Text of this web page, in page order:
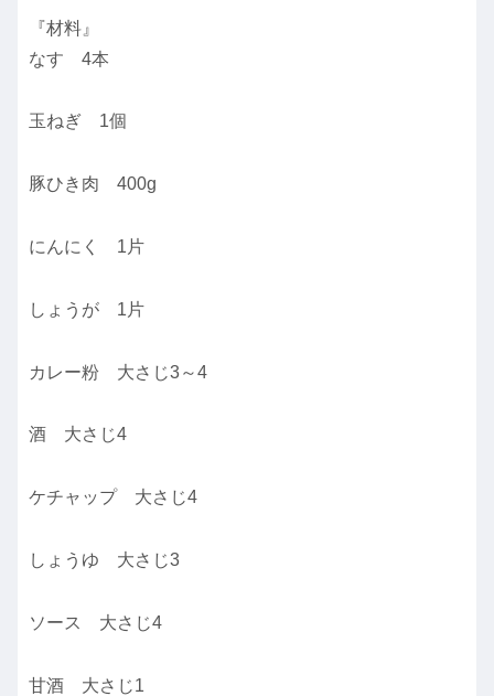
『材料』
なす 4本
玉ねぎ 1個
豚ひき肉 400g
にんにく 1片
しょうが 1片
カレー粉 大さじ3～4
酒 大さじ4
ケチャップ 大さじ4
しょうゆ 大さじ3
ソース 大さじ4
甘酒 大さじ1